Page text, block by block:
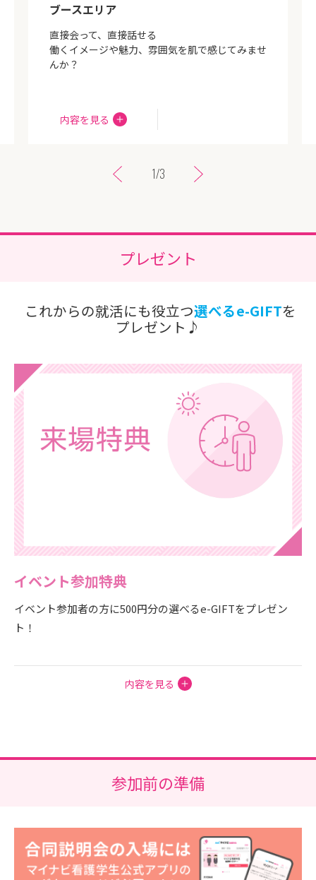
ブースエリア
直接会って、直接話せる
働くイメージや魅力、雰囲気を肌で感じてみませ
んか？
内容を見る
1/3
プレゼント
これからの就活にも役立つ選べるe-GIFTを
プレゼント♪
イベント参加特典
イベント参加者の方に500円分の選べるe-GIFTをプレゼン
ト！
内容を見る
参加前の準備